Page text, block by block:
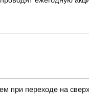
при переходе на